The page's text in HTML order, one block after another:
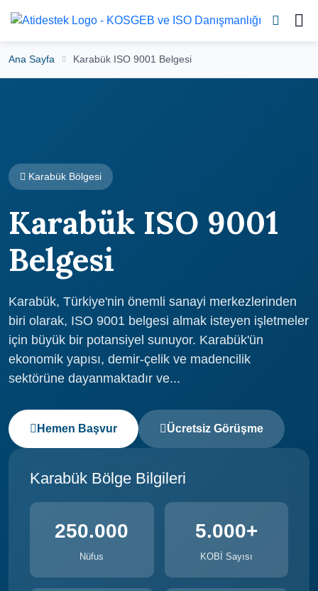
Ana Sayfa Karabük ISO 9001 Belgesi
Karabük Bölgesi
Karabük ISO 9001
Belgesi
Karabük, Türkiye'nin önemli sanayi merkezlerinden
biri olarak, ISO 9001 belgesi almak isteyen işletmeler
için büyük bir potansiyel sunuyor. Karabük'ün
ekonomik yapısı, demir-çelik ve madencilik
sektörüne dayanmaktadır ve...
Hemen Başvur Ücretsiz Görüşme
Karabük Bölge Bilgileri
250.000
Nüfus
5.000+
KOBİ Sayısı